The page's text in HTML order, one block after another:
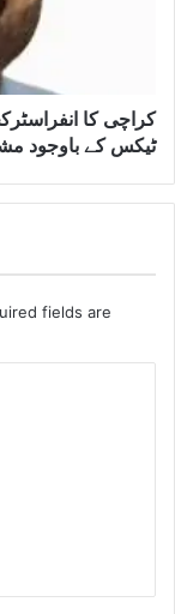
کراچی کا
ٹیکس کے باوجود
fields are